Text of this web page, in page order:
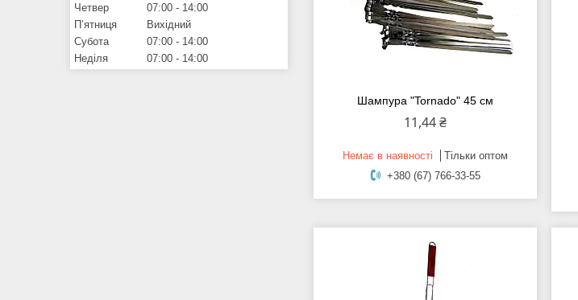
Шампура "Tornado" 45 см
11,44 ₴
Немає в наявності
Тільки оптом
+380 (67) 766-33-55
Четвер
07:00
14:00
Пʼятниця
Вихідний
Субота
07:00
14:00
Неділя
07:00 14:00